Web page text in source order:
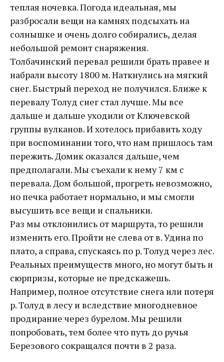
теплая ночевка. Погода идеальная, мы
разбросали вещи на камнях подсыхать на
солнышке и очень долго собирались, делая
небольшой ремонт снаряжения.
Толбачинский перевал решили брать правее и
набрали высоту 1800 м. Наткнулись на мягкий
снег. Быстрый переход не получился. Ближе к
перевалу Толуд снег стал лучше. Мы все
дальше и дальше уходили от Ключевской
группы вулканов. И хотелось прибавить ходу
при воспоминании того, что нам пришлось там
пережить. Домик оказался дальше, чем
предполагали. Мы съехали к нему 7 км с
перевала. Дом большой, прогреть невозможно,
но печка работает нормально, и мы смогли
высушить все вещи и спальники.
Раз мы отклонились от маршрута, то решили
изменить его. Пройти не слева от в. Удина по
плато, а справа, спускаясь по р. Толуд через лес.
Реальных преимуществ много, но могут быть и
сюрпризы, которые не предскажешь.
Например, полное отсутствие снега или потеря
р. Толуд в лесу и вследствие многодневное
продирание через бурелом. Мы решили
попробовать, тем более что путь до ручья
Березового сокращался почти в 2 раза.